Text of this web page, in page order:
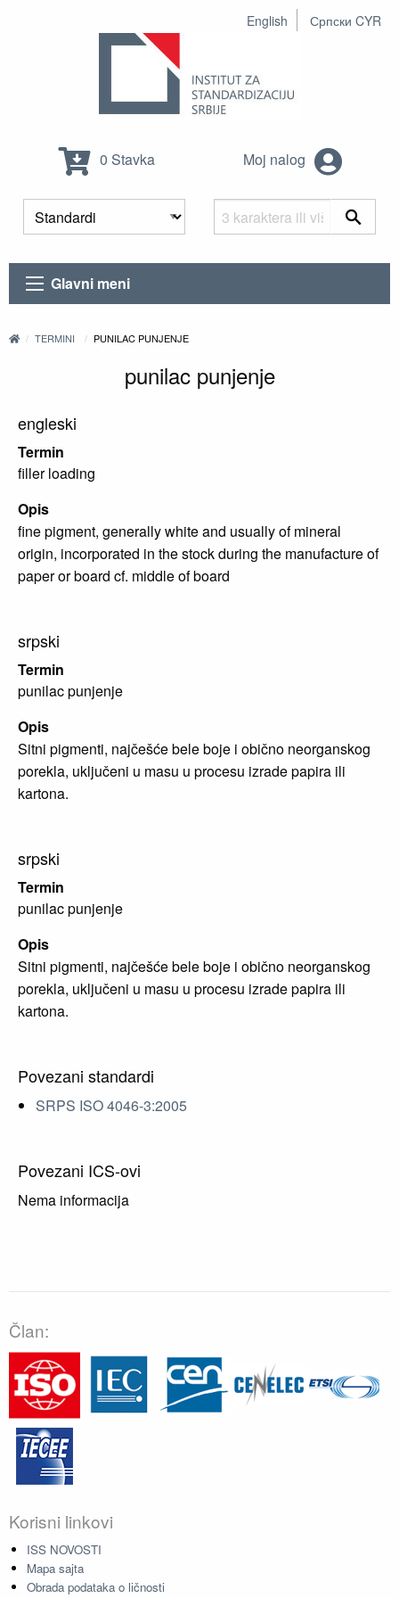
English Српски CYR
0 Stavka Moj nalog
Glavni meni
TERMINI PUNILAC PUNJENJE
punilac punjenje
engleski
Termin
filler loading
Opis
fine pigment, generally white and usually of mineral
origin, incorporated in the stock during the manufacture of
paper or board cf. middle of board
srpski
Termin
punilac punjenje
Opis
Sitni pigmenti, najčešće bele boje i obično neorganskog
porekla, uključeni u masu u procesu izrade papira ili
kartona.
srpski
Termin
punilac punjenje
Opis
Sitni pigmenti, najčešće bele boje i obično neorganskog
porekla, uključeni u masu u procesu izrade papira ili
kartona.
Povezani standardi
SRPS ISO 4046-3:2005
Povezani ICS-ovi
Nema informacija
Član:
Korisni linkovi
ISS NOVOSTI
Mapa sajta
Obrada podataka o ličnosti